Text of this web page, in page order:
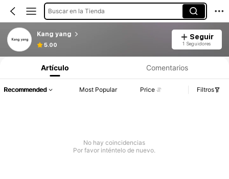
Buscar en la Tienda
Kang yang
5.00
Seguir
1 Seguidores
Artículo Comentarios
Recommended Most Popular Price Filtros
No hay coincidencias
Por favor inténtelo de nuevo.